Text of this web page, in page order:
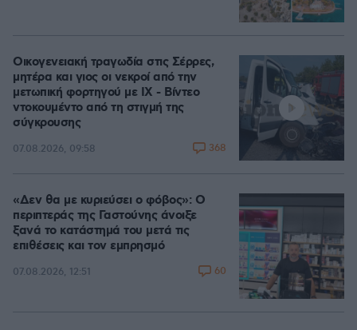
Οικογενειακή τραγωδία στις Σέρρες,
μητέρα και γιος οι νεκροί από την
μετωπική φορτηγού με ΙΧ - Βίντεο
ντοκουμέντο από τη στιγμή της
σύγκρουσης
07.08.2026, 09:58 368
«Δεν θα με κυριεύσει ο φόβος»: Ο
περιπτεράς της Γαστούνης άνοιξε
ξανά το κατάστημά του μετά τις
επιθέσεις και τον εμπρησμό
07.08.2026, 12:51 60